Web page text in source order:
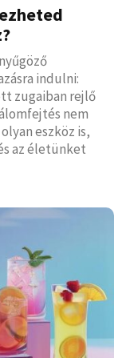
indulni:
zugaiban rejlő
nem
eszköz is,
az életünket